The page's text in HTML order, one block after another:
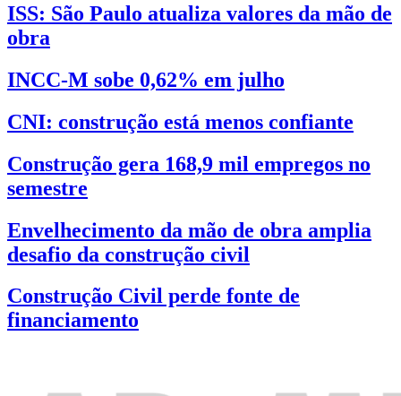
ISS: São Paulo atualiza valores da mão de
obra
INCC-M sobe 0,62% em julho
CNI: construção está menos confiante
Construção gera 168,9 mil empregos no
semestre
Envelhecimento da mão de obra amplia
desafio da construção civil
Construção Civil perde fonte de
financiamento